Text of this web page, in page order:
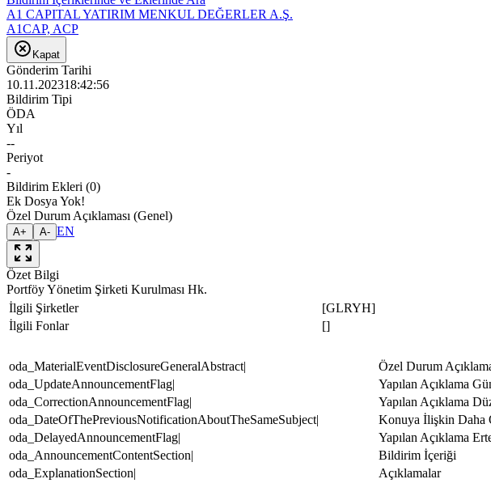
A1 CAPITAL YATIRIM MENKUL DEĞERLER A.Ş.
A1CAP, ACP
Kapat
Gönderim Tarihi
10.11.202318:42:56
Bildirim Tipi
ÖDA
Yıl
--
Periyot
-
Bildirim Ekleri (0)
Ek Dosya Yok!
Özel Durum Açıklaması (Genel)
A+ A- EN
Özet Bilgi
Portföy Yönetim Şirketi Kurulması Hk.
İlgili Şirketler
[GLRYH]
İlgili Fonlar
[]
oda_MaterialEventDisclosureGeneralAbstract|
Özel Durum
oda_UpdateAnnouncementFlag|
Yapılan Açıklama
oda_CorrectionAnnouncementFlag|
Yapılan Açıklama
oda_DateOfThePreviousNotificationAboutTheSameSubject|
Konuya İlişkin Daha
oda_DelayedAnnouncementFlag|
Yapılan Açıklama
oda_AnnouncementContentSection|
Bildirim İçeriği
oda_ExplanationSection|
Açıklamalar